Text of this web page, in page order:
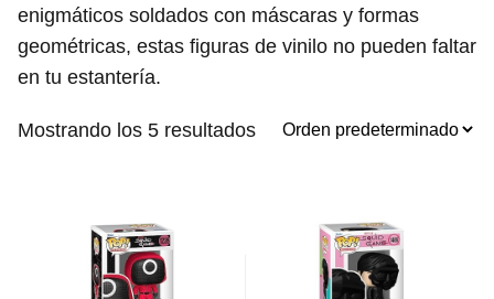
enigmáticos soldados con máscaras y formas
geométricas, estas figuras de vinilo no pueden faltar
en tu estantería.
Mostrando los 5 resultados